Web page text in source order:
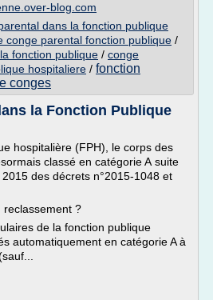
blog.com
dans la fonction publique
conge parental fonction publique /
fonction publique / conge
hospitaliere / fonction
conges
la Fonction Publique
hospitalière (FPH), le corps des
classé en catégorie A suite
des décrets n°2015-1048 et
reclassement ?
de la fonction publique
automatiquement en catégorie A à